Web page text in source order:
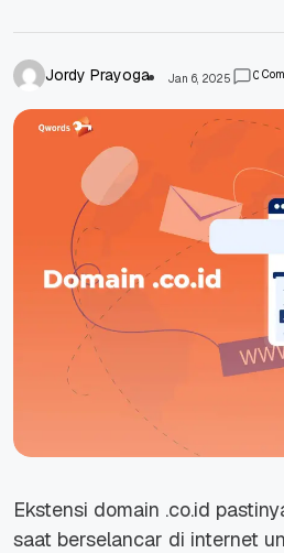
Jordy Prayoga Jan 6, 2025 0
Ekstensi domain .co.id
saat berselancar di internet